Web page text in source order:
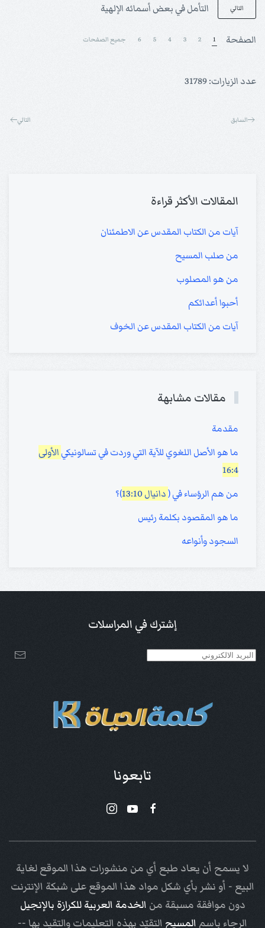
التالي التأمل في بعض أسمائه الإلهية
الصفحة 1
2
3
4
5
6 جميع الصفحات
عدد الزيارات: 31789
السابق التالي
المقالات الأكثر قراءة
آيات من الكتاب المقدس عن الاطمئنان
من صلب المسيح
من هو المصلوب
أحبوا أعدائكم
آيات من الكتاب المقدس عن الخوف
مقالات مشابهة
مقدمة
ما هو الأصل اللغوي للآية التي وردت في تسالونيكي الأولى
16:4
من هم الرؤساء في (دانيال 13:10
)؟
ما هو المقصود بكلمة رئيس
السجود وأنواعه
إشترك في المراسلات
تابعونا
لا يسمح أن يعاد طبع أي من منشورات هذا الموقع لغاية
البيع - أو نشر بأي شكل مواد هذا الموقع على شبكة الإنترنت
دون موافقة مسبقة من الخدمة العربية للكرازة بالإنجيل
الرجاء باسم المسيح التقيّد بهذه التعليمات والتقيد بها --